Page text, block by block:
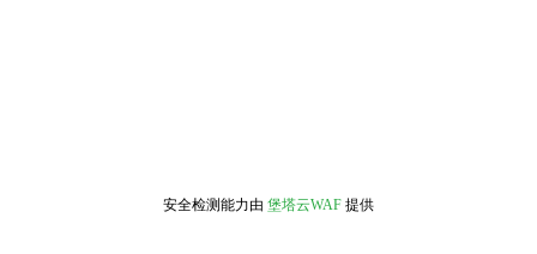
安全检测能力由 堡塔云WAF 提供